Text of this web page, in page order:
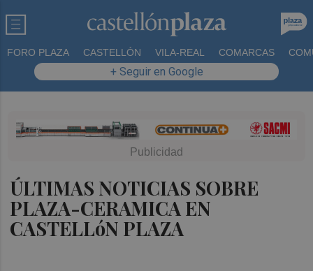
FORO PLAZA CASTELLÓN VILA-REAL COMARCAS
+ Seguir en Google
ÚLTIMAS NOTICIAS SOBRE
PLAZA-CERAMICA EN
CASTELLóN PLAZA